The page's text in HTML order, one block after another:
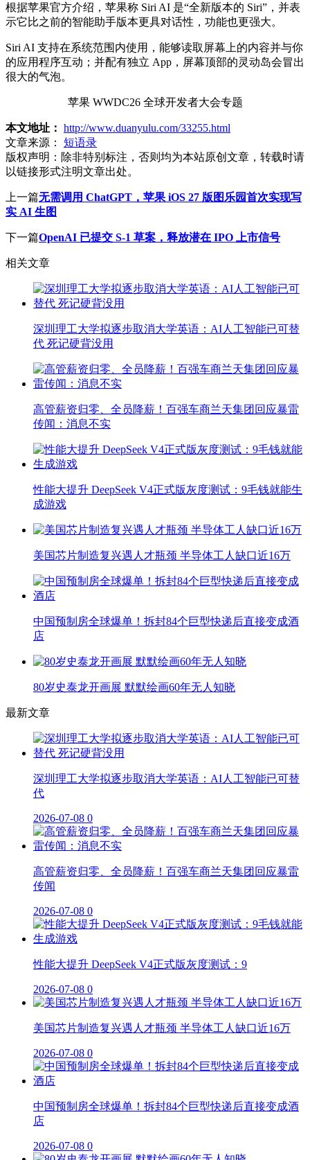
根据苹果官方介绍，苹果称 Siri AI 是“全新版本的 Siri”，并表
示它比之前的智能助手版本更具对话性，功能也更强大。
Siri AI 支持在系统范围内使用，能够读取屏幕上的内容并与你
的应用程序互动；并配有独立 App，屏幕顶部的灵动岛会冒出
很大的气泡。
苹果 WWDC26 全球开发者大会专题
本文地址： http://www.duanyulu.com/33255.html
文章来源：
短语录
版权声明： 除非特别标注，否则均为本站原创文章，转载时请
以链接形式注明文章出处。
上一篇无需调用 ChatGPT，苹果 iOS 27 版图乐园首次实现写
实 AI 生图
下一篇OpenAI 已提交 S-1 草案，释放潜在 IPO 上市信号
相关文章
深圳理工大学拟逐步取消大学英语：AI人工智能已可替
代 死记硬背没用
高管薪资归零、全员降薪！百强车商兰天集团回应暴雷
传闻：消息不实
性能大提升 DeepSeek V4正式版灰度测试：9毛钱就能生
成游戏
美国芯片制造复兴遇人才瓶颈 半导体工人缺口近16万
中国预制房全球爆单！拆封84个巨型快递后直接变成酒
店
80岁史泰龙开画展 默默绘画60年无人知晓
最新文章
深圳理工大学拟逐步取消大学英语：AI人工智能已可替
代
2026-07-08 0
高管薪资归零、全员降薪！百强车商兰天集团回应暴雷
传闻
2026-07-08 0
性能大提升 DeepSeek V4正式版灰度测试：9
2026-07-08 0
美国芯片制造复兴遇人才瓶颈 半导体工人缺口近16万
2026-07-08 0
中国预制房全球爆单！拆封84个巨型快递后直接变成酒
店
2026-07-08 0